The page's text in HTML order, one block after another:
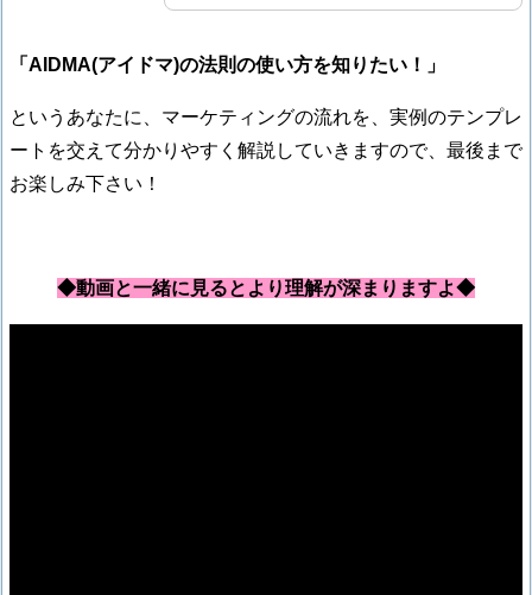
「AIDMA(アイドマ)の法則の使い方を知りたい！」
というあなたに、マーケティングの流れを、実例のテンプレ
ートを交えて分かりやすく解説していきますので、最後まで
お楽しみ下さい！
◆動画と一緒に見るとより理解が深まりますよ◆